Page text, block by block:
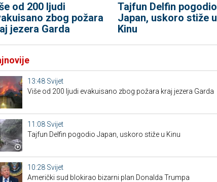
od 200 ljudi
zbog požara
jezera Garda
Tajfun Delfin pogodio
Japan, uskoro stiže u
Kinu
13:48 Svijet
Više od 200 ljudi evakuisano zbog požara kraj jezera Garda
11:08 Svijet
Tajfun Delfin pogodio Japan, uskoro stiže u Kinu
10:28 Svijet
Američki sud blokirao bizarni plan Donalda Trumpa